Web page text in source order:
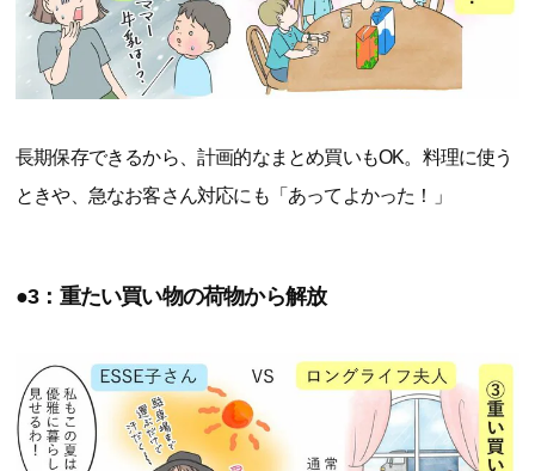
長期保存できるから、計画的なまとめ買いもOK。料理に使う
ときや、急なお客さん対応にも「あってよかった！」
●3：重たい買い物の荷物から解放